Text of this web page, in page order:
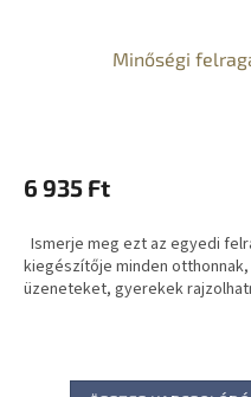
Minőségi
6 935 Ft
Ismerje meg ezt az egyedi
kiegészítője minden
üzeneteket, gyerekek